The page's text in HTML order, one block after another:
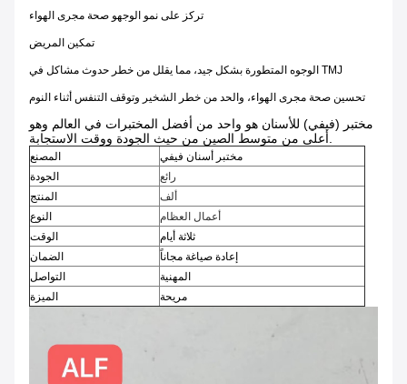
تركز على نمو الوجهو صحة مجرى الهواء
تمكين المريض
الوجوه المتطورة بشكل جيد، مما يقلل من خطر حدوث مشاكل في TMJ
تحسين صحة مجرى الهواء، والحد من خطر الشخير وتوقف التنفس أثناء النوم
مختبر (فيفي) للأسنان هو واحد من أفضل المختبرات في العالم وهو
المصنع
مختبر أسنان فيفي
الجودة
رائع
المنتج
ألف
النوع
أعمال العظام
الوقت
ثلاثة أيام
الضمان
إعادة صياغة مجاناً
التواصل
المهنية
الميزة
مريحة